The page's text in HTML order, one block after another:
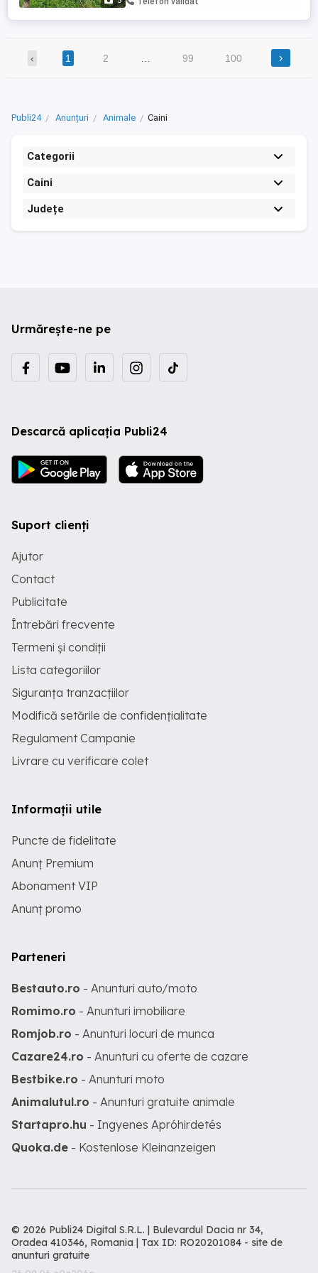
‹ 1 2 99 100 ›
Publi24 Anunțuri Animale Caini
Categorii
Caini
Județe
Urmărește-ne pe
Descarcă aplicația Publi24
Suport clienți
Ajutor
Contact
Publicitate
Întrebări frecvente
Termeni și condiții
Lista categoriilor
Siguranța tranzacțiilor
Modifică setările de confidențialitate
Regulament Campanie
Livrare cu verificare colet
Informații utile
Puncte de fidelitate
Anunț Premium
Abonament VIP
Anunț promo
Parteneri
Bestauto.ro - Anunturi auto/moto
Romimo.ro - Anunturi imobiliare
Romjob.ro - Anunturi locuri de munca
Cazare24.ro - Anunturi cu oferte de cazare
Bestbike.ro - Anunturi moto
Animalutul.ro - Anunturi gratuite animale
Startapro.hu - Ingyenes Apróhirdetés
Quoka.de - Kostenlose Kleinanzeigen
© 2026 Publi24 Digital S.R.L. | Bulevardul Dacia nr 34,
Oradea 410346, Romania | Tax ID: RO20201084 - site de
anunturi gratuite